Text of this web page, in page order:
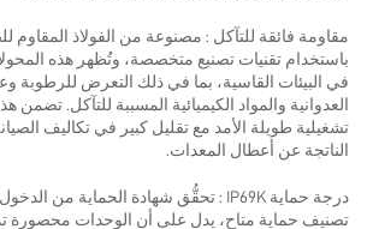
مقاومة فائقة للتآكل : مصنوعة من الفولاذ المقاوم
باستخدام تقنيات تصنيع متخصصة، وتُظهر هذه
في البيئات القاسية، بما في ذلك التعرض للرطوبة
العدوانية والمواد الكيميائية المسببة للتآكل. تضمن
تشغيلية طويلة الأمد مع تقليل كبير في تكاليف
الناتجة عن أعطال المعدات.
درجة حماية IP69K
تصنيف حماية متاح، يدل على أن الوحدات محصورة